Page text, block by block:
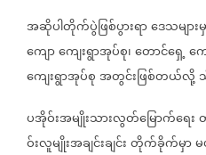
အဆိုပါတိုက်ပွဲဖြစ်ပွားရာဒေသများ
ကျောကျေးရွာအုပ်စု၊တောင်ရှေ့က
ကျေးရွာအုပ်စုအတွင်းဖြစ်တယ်လို့
ပအိုဝ်းအမျိုးသားလွတ်မြောက်ရေး
ဝ်းလူမျိုးအချင်းချင်းတိုက်ခိုက်မှာ